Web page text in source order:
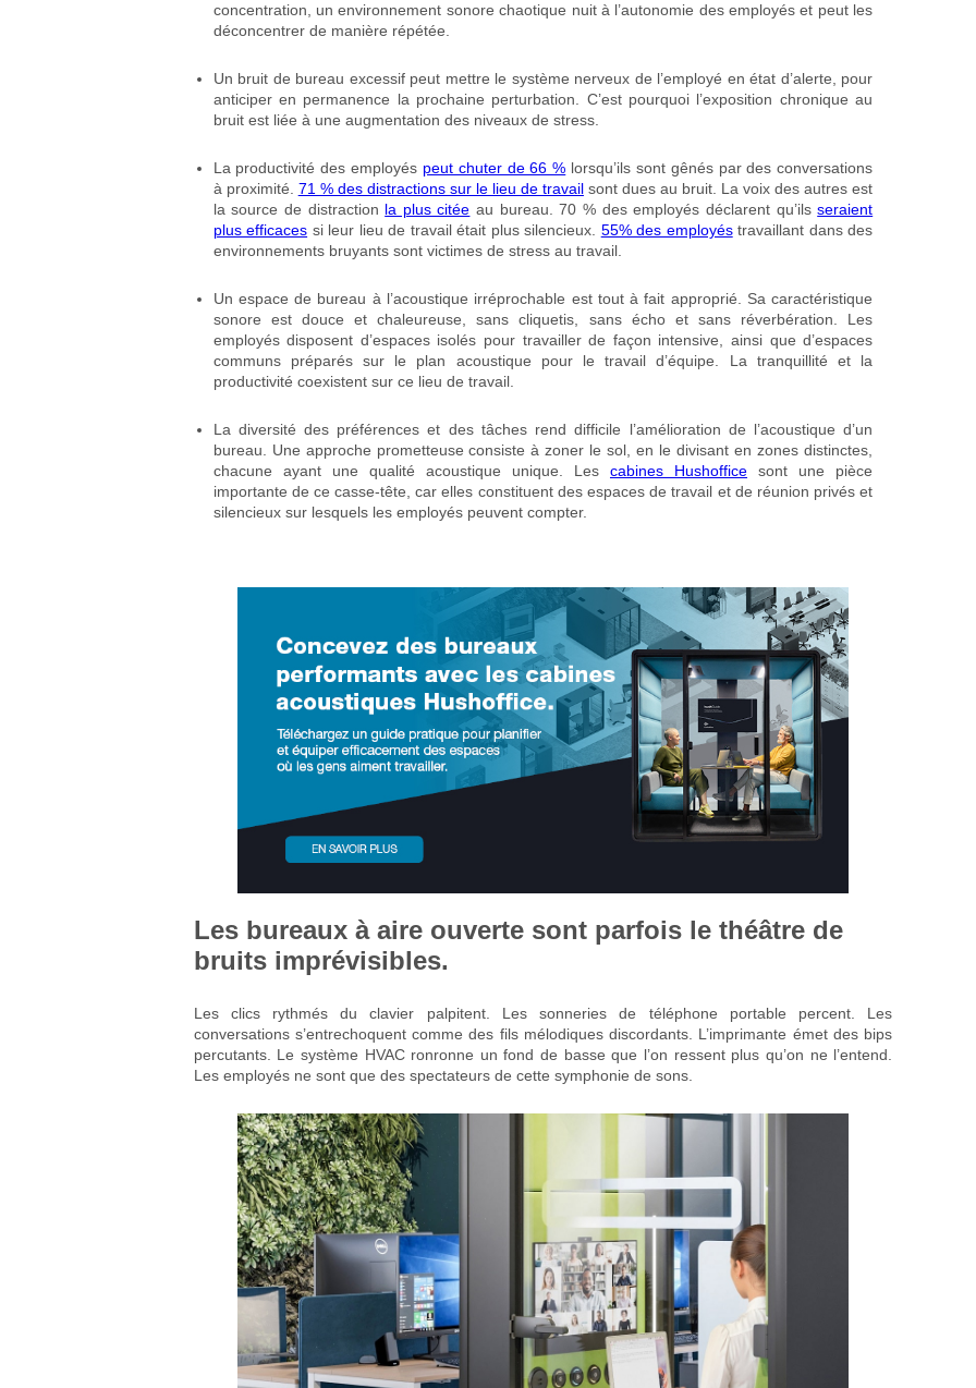
concentration, un environnement sonore chaotique nuit à l’autonomie des employés et peut les
déconcentrer de manière répétée.
Un bruit de bureau excessif peut mettre le système nerveux de l’employé en état d’alerte, pour
anticiper en permanence la prochaine perturbation. C’est pourquoi l’exposition chronique au
bruit est liée à une augmentation des niveaux de stress.
La productivité des employés peut chuter de 66 % lorsqu’ils sont gênés par des conversations
à proximité. 71 % des distractions sur le lieu de travailsont dues au bruit. La voix des autres est
la source de distraction la plus citée au bureau. 70 % des employés déclarent qu’ilsseraient
plus efficaces si leur lieu de travail était plus silencieux. 55% des employéstravaillant dans des
environnements bruyants sont victimes de stress au travail.
Un espace de bureau à l’acoustique irréprochable est tout à fait approprié. Sa caractéristique
sonore est douce et chaleureuse, sans cliquetis, sans écho et sans réverbération. Les
employés disposent d’espaces isolés pour travailler de façon intensive, ainsi que d’espaces
communs préparés sur le plan acoustique pour le travail d’équipe. La tranquillité et la
productivité coexistent sur ce lieu de travail.
La diversité des préférences et des tâches rend difficile l’amélioration de l’acoustique d’un
bureau. Une approche prometteuse consiste à zoner le sol, en le divisant en zones distinctes,
chacune ayant une qualité acoustique unique. Les cabines Hushoffice sont une pièce
importante de ce casse-tête, car elles constituent des espaces de travail et de réunion privés et
silencieux sur lesquels les employés peuvent compter.
Les bureaux à aire ouverte sont parfois le théâtre de
bruits imprévisibles.
Les clics rythmés du clavier palpitent. Les sonneries de téléphone portable percent. Les
conversations s’entrechoquent comme des fils mélodiques discordants. L’imprimante émet des bips
percutants. Le système HVAC ronronne un fond de basse que l’on ressent plus qu’on ne l’entend.
Les employés ne sont que des spectateurs de cette symphonie de sons.